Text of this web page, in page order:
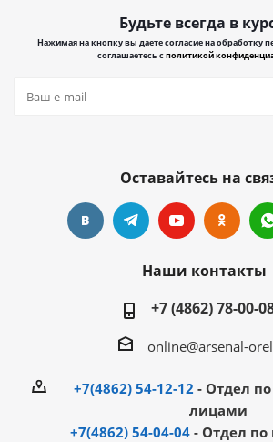
Будьте всегда в
Нажимая на кнопку вы даете согласие на обработку
соглашаетесь сполитикой
Оставайтесь на
Наши контакты
+7 (4862) 78-00-
online@arsenal-
+7(4862) 54-12-12 - Отдел
лицами
+7(4862) 54-04-04 - Отдел по